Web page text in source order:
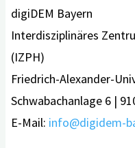
digiDEM Bayern
Interdisziplinäres
(IZPH)
Friedrich-Alexander-
Schwabachanlage 6 |
E-Mail: info@digidem-